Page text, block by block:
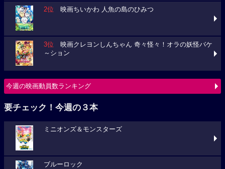
2位 映画ちいかわ 人魚の島のひみつ
3位 映画クレヨンしんちゃん 奇々怪々！オラの妖怪バケ
～ション
今週の映画動員数ランキング
要チェック！今週の３本
ミニオンズ＆モンスターズ
ブルーロック